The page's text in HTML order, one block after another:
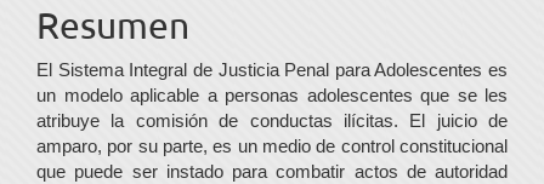
artículo
Resumen
El Sistema Integral de Justicia Penal para Adolescentes es
un modelo aplicable a personas adolescentes que se les
atribuye la comisión de conductas ilícitas. El juicio de
amparo, por su parte, es un medio de control constitucional
que puede ser instado para combatir actos de autoridad